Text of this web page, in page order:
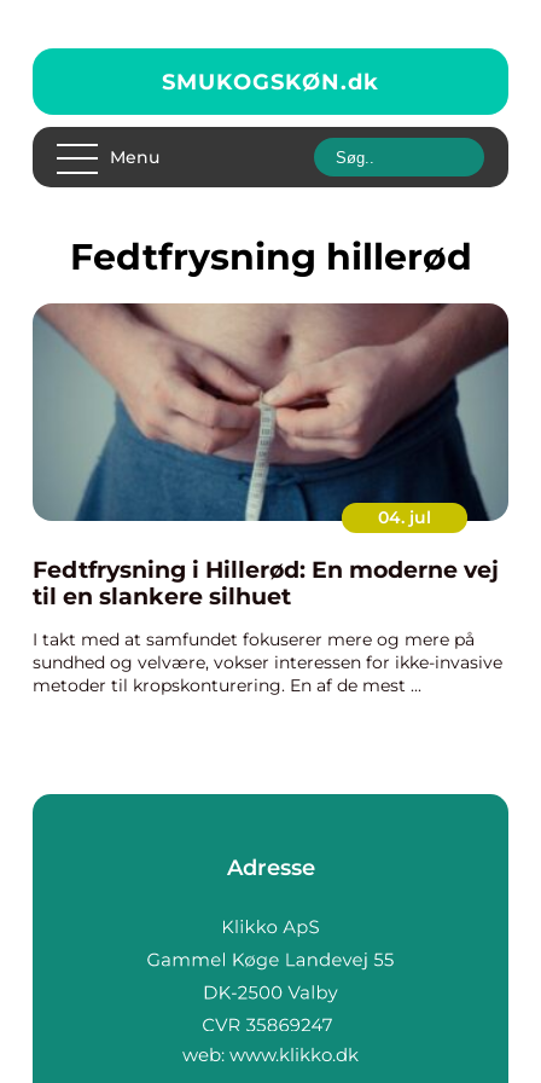
SMUKOGSKØN.dk
Menu
fedtfrysning hillerød
04. jul
Fedtfrysning i Hillerød: En moderne vej
til en slankere silhuet
I takt med at samfundet fokuserer mere og mere på
sundhed og velvære, vokser interessen for ikke-invasive
metoder til kropskonturering. En af de mest ...
Adresse
web: www.klikko.dk